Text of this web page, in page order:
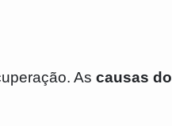
As causas do